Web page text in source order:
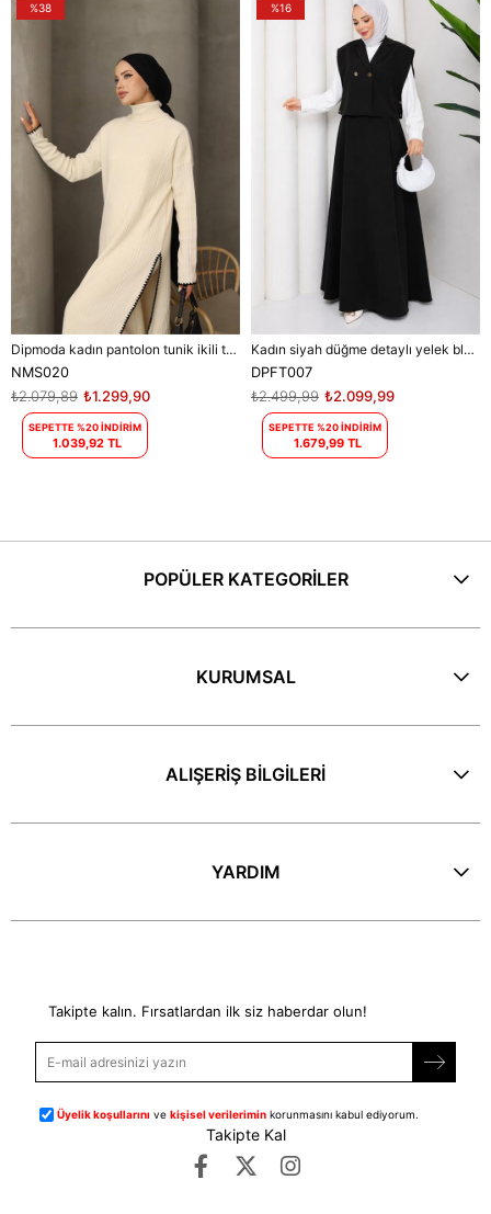
Dipmoda kadın pantolon tunik ikili tesettür takım NMS020
NMS020
₺1.299,90
₺2.079,89
SEPETTE %20 İNDİRİM
1.039,92 TL
%38
Kadın siyah düğme detaylı yelek bluz etek üçlü tesettür takım DPFT007
DPFT007
₺2.099,99
₺2.499,99
SEPETTE %20 İNDİRİM
1.679,99 TL
%16
POPÜLER KATEGORİLER
KURUMSAL
ALIŞERİŞ BİLGİLERİ
YARDIM
Takipte kalın. Fırsatlardan ilk siz haberdar olun!
Üyelik koşullarını vekişisel verilerimin korunmasını kabul ediyorum.
Takipte Kal